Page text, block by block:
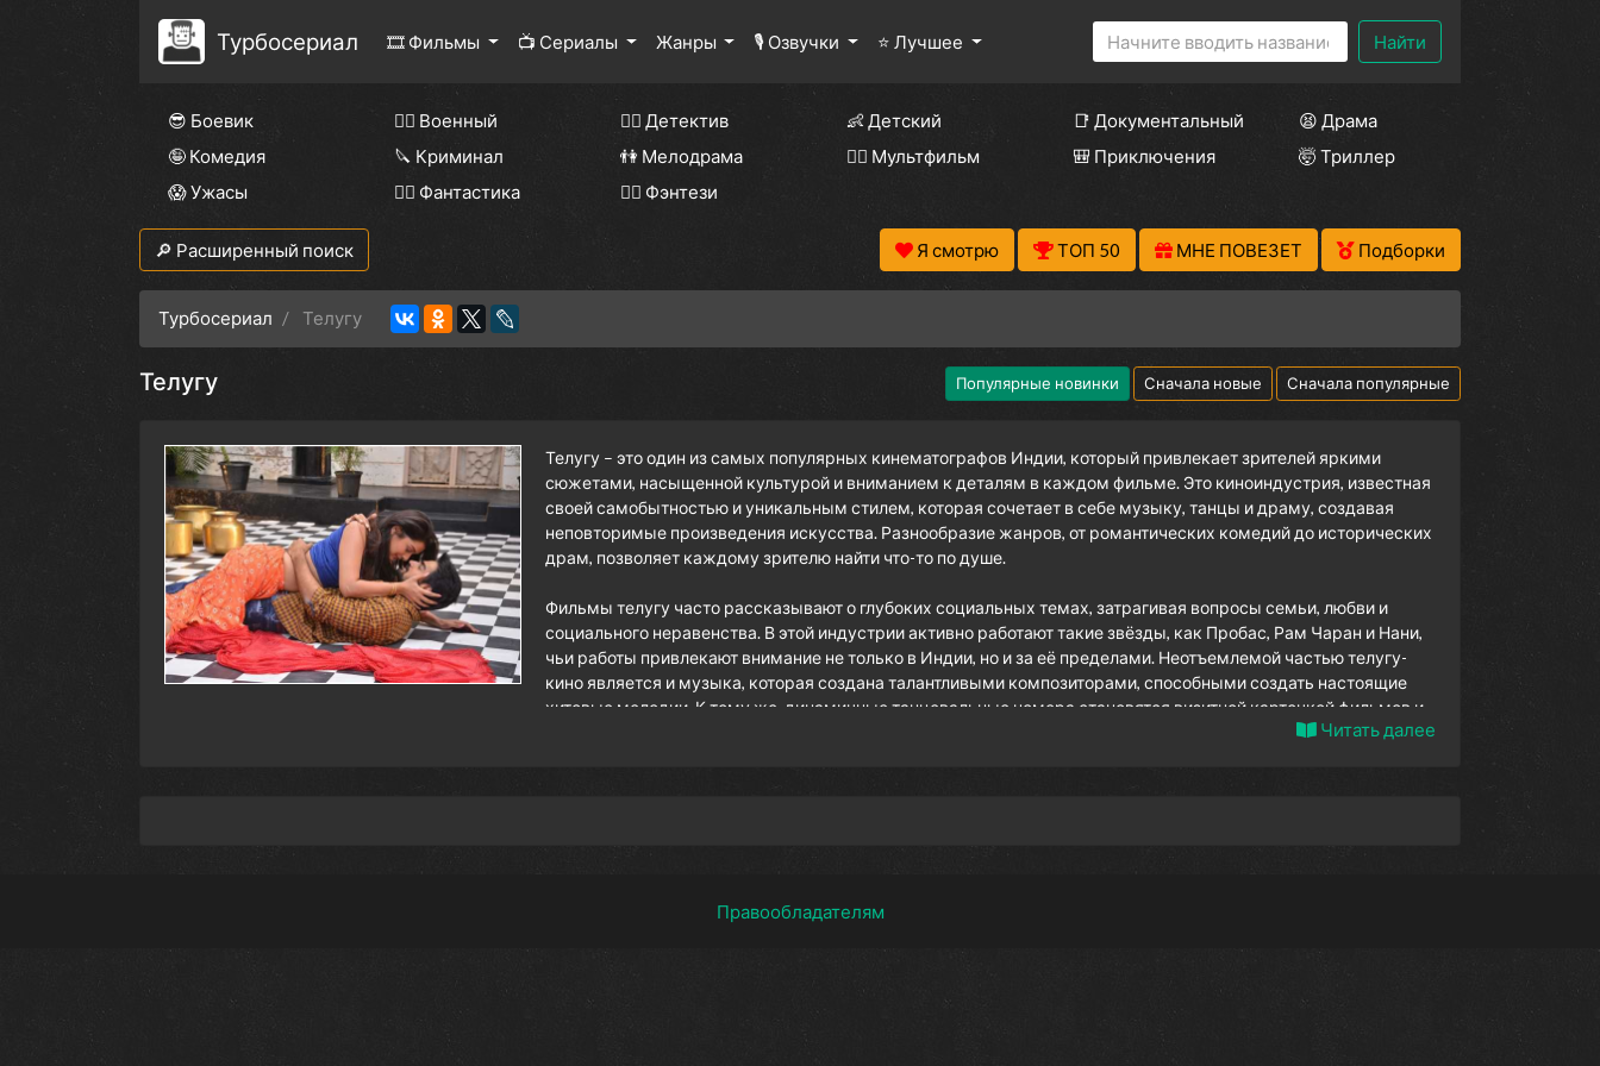
Турбосериал 🎞 Фильмы 📺 Сериалы Жанры 🎙 Озвучки ⭐ Лучшее Найти
😎 Боевик 👨‍✈️ Военный 🕵️‍♂️ Детектив 👶 Детский 📑 Документальный
😫 Драма
🤪 Комедия
🔪 Криминал 👫 Мелодрама 🧚‍♀️ Мультфильм 🎒 Приключения
🤯 Триллер
😱 Ужасы
🧙‍♀️ Фантастика 🧝‍♂️ Фэнтези
🔎 Расширенный поиск Я смотрю ТОП 50 МНЕ ПОВЕЗЕТ Подборки
Турбосериал Телугу
Телугу Популярные новинки Сначала новые Сначала популярные
Телугу – это один из самых популярных кинематографов Индии, который привлекает зрителей яркими
сюжетами, насыщенной культурой и вниманием к деталям в каждом фильме. Это киноиндустрия, известная
своей самобытностью и уникальным стилем, которая сочетает в себе музыку, танцы и драму, создавая
неповторимые произведения искусства. Разнообразие жанров, от романтических комедий до исторических
драм, позволяет каждому зрителю найти что-то по душе.
Фильмы телугу часто рассказывают о глубоких социальных темах, затрагивая вопросы семьи, любви и
социального неравенства. В этой индустрии активно работают такие звёзды, как Пробас, Рам Чаран и Нани,
чьи работы привлекают внимание не только в Индии, но и за её пределами. Неотъемлемой частью телугу-
кино является и музыка, которая создана талантливыми композиторами, способными создать настоящие
хитовые мелодии. К тому же, динамичные танцевальные номера становятся визитной карточкой фильмов и
Читать далее
Правообладателям